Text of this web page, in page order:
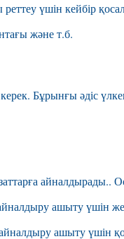
үшін кейбір
және т.б.
Бұрынғы әдіс үлкен
айналдырады..
ашыту үшін
айналдыру ашыту үшін